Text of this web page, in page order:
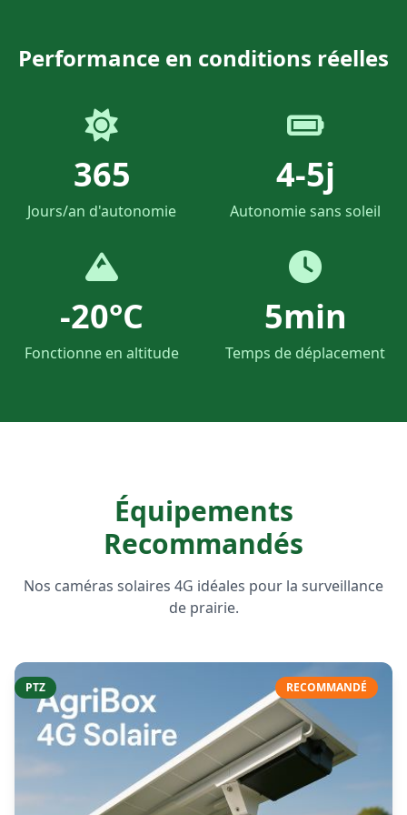
Performance en conditions réelles
365
Jours/an d'autonomie
4-5j
Autonomie sans soleil
-20°C
Fonctionne en altitude
5min
Temps de déplacement
Équipements
Recommandés
Nos caméras solaires 4G idéales pour la surveillance
de prairie.
RECOMMANDÉ
PTZ